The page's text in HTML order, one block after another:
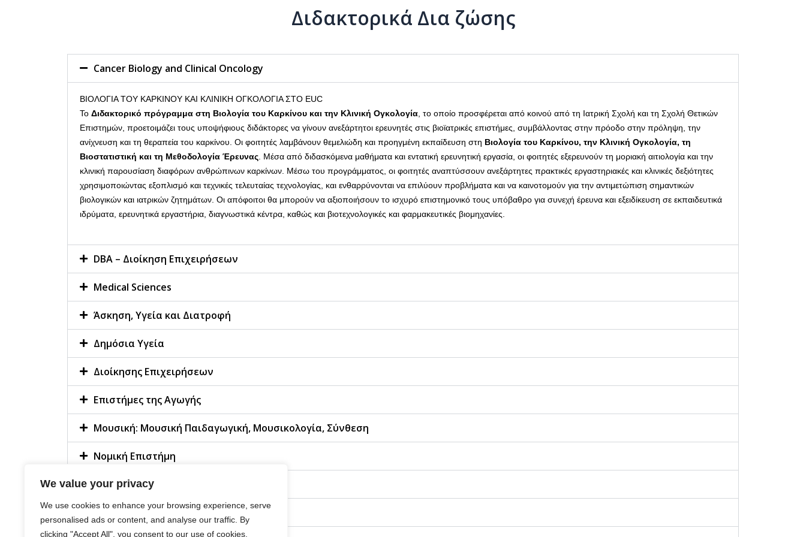
We value your privacy
We use cookies to enhance your browsing experience, serve
personalised ads or content, and analyse our traffic. By
clicking "Accept All", you consent to our use of cookies.
Διδακτορικά Δια ζώσης
Cancer Biology and Clinical Oncology
ΒΙΟΛΟΓΙΑ ΤΟΥ ΚΑΡΚΙΝΟΥ ΚΑΙ ΚΛΙΝΙΚΗ ΟΓΚΟΛΟΓΙΑ ΣΤΟ EUC
Το Διδακτορικό πρόγραμμα στη Βιολογία του Καρκίνου και την Κλινική Ογκολογία , το οποίο προσφέρεται από κοινού από τη Ιατρική Σχολή και τη Σχολή Θετικών
Επιστημών, προετοιμάζει τους υποψήφιους διδάκτορες να γίνουν ανεξάρτητοι ερευνητές στις βιοϊατρικές επιστήμες, συμβάλλοντας στην πρόοδο στην πρόληψη, την
ανίχνευση και τη θεραπεία του καρκίνου. Οι φοιτητές λαμβάνουν θεμελιώδη και προηγμένη εκπαίδευση στη Βιολογία του Καρκίνου, την Κλινική Ογκολογία, τη
Βιοστατιστική και τη Μεθοδολογία Έρευνας . Μέσα από διδασκόμενα μαθήματα και εντατική ερευνητική εργασία, οι φοιτητές εξερευνούν τη μοριακή αιτιολογία και την
κλινική παρουσίαση διαφόρων ανθρώπινων καρκίνων. Μέσω του προγράμματος, οι φοιτητές αναπτύσσουν ανεξάρτητες πρακτικές εργαστηριακές και κλινικές δεξιότητες
χρησιμοποιώντας εξοπλισμό και τεχνικές τελευταίας τεχνολογίας, και ενθαρρύνονται να επιλύουν προβλήματα και να καινοτομούν για την αντιμετώπιση σημαντικών
βιολογικών και ιατρικών ζητημάτων. Οι απόφοιτοι θα μπορούν να αξιοποιήσουν το ισχυρό επιστημονικό τους υπόβαθρο για συνεχή έρευνα και εξειδίκευση σε εκπαιδευτικά
ιδρύματα, ερευνητικά εργαστήρια, διαγνωστικά κέντρα, καθώς και βιοτεχνολογικές και φαρμακευτικές βιομηχανίες.
DBA – Διοίκηση Επιχειρήσεων
Medical Sciences
Άσκηση, Υγεία και Διατροφή
Δημόσια Υγεία
Διοίκησης Επιχειρήσεων
Επιστήμες της Αγωγής
Μουσική: Μουσική Παιδαγωγική, Μουσικολογία, Σύνθεση
Νομική Επιστήμη
Πληροφορική
Φυσικοθεραπεία